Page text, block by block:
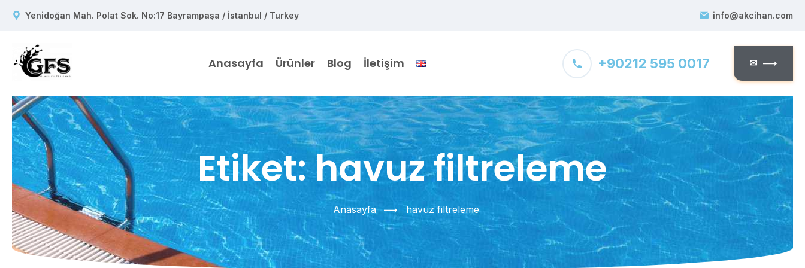
Yenidoğan Mah. Polat Sok. No:17 Bayrampaşa / İstanbul / Turkey info@akcihan.com
Anasayfa Ürünler Blog İletişim +90212 595 0017 ✉
Etiket:havuz filtreleme
Anasayfa havuz filtreleme